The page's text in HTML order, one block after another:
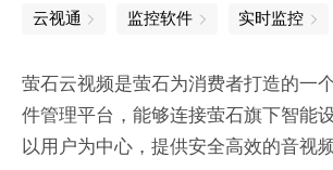
云视通 监控软件 实时监控
萤石云视频是萤石为消费者打造的一
件管理平台，能够连接萤石旗下智能
以用户为中心，提供安全高效的音视